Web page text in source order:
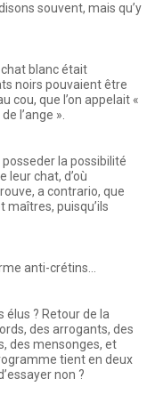
souvent, mais qu’y
chat blanc était
noirs pouvaient être
cou, que l’on appelait «
l’ange ».
la possibilité
leur chat, d’où
a contrario, que
maîtres, puisqu’ils
anti-crétins…
élus ? Retour de la
des arrogants, des
des mensonges, et
tient en deux
non ?